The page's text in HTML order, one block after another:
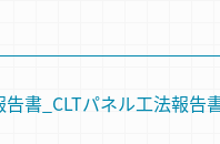
告書_CLTパネル工法報告